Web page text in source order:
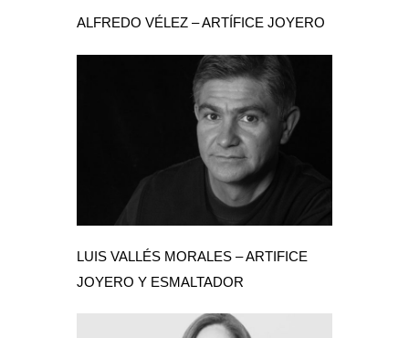
ALFREDO VÉLEZ – ARTÍFICE JOYERO
LUIS VALLÉS MORALES – ARTIFICE
JOYERO Y ESMALTADOR